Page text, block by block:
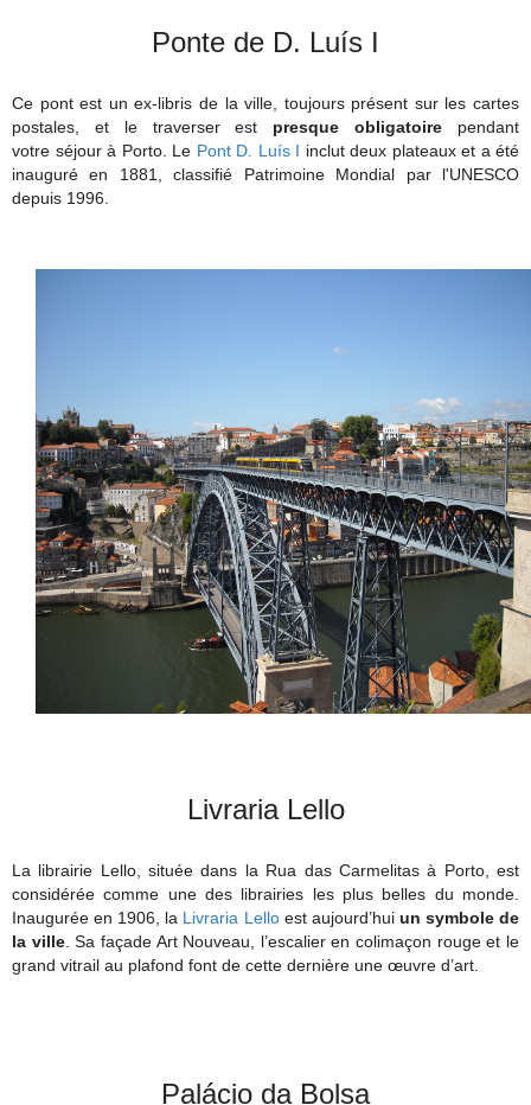
Ponte de D. Luís I
Ce pont est un ex-libris de la ville, toujours présent sur les cartes
postales, et le traverser est presque obligatoire pendant
votre séjour à Porto. Le Pont D. Luís I inclut deux plateaux et a été
inauguré en 1881, classifié Patrimoine Mondial par l'UNESCO
depuis 1996.
Livraria Lello
La librairie Lello, située dans la Rua das Carmelitas à Porto, est
considérée comme une des librairies les plus belles du monde.
Inaugurée en 1906, la Livraria Lelloest aujourd’hui un symbole de
la ville. Sa façade Art Nouveau, l’escalier en colimaçon rouge et le
grand vitrail au plafond font de cette dernière une œuvre d’art.
Palácio da Bolsa